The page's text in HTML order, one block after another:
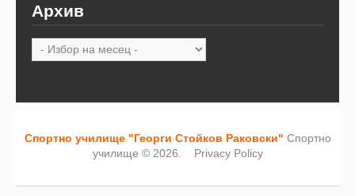
Архив
Архив
Спортно училище "Георги Стойков Раковски" Спортно
училище © 2026. Privacy Policy